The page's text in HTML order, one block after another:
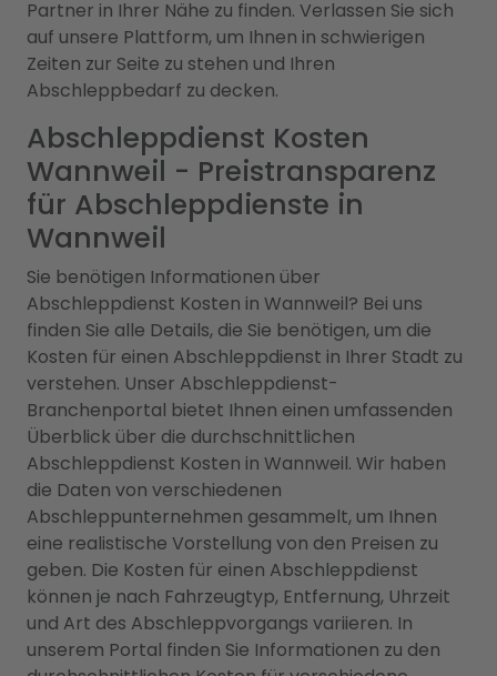
Partner in Ihrer Nähe zu finden. Verlassen Sie sich
auf unsere Plattform, um Ihnen in schwierigen
Zeiten zur Seite zu stehen und Ihren
Abschleppbedarf zu decken.
Abschleppdienst Kosten
Wannweil - Preistransparenz
für Abschleppdienste in
Wannweil
Sie benötigen Informationen über
Abschleppdienst Kosten in Wannweil? Bei uns
finden Sie alle Details, die Sie benötigen, um die
Kosten für einen Abschleppdienst in Ihrer Stadt zu
verstehen. Unser Abschleppdienst-
Branchenportal bietet Ihnen einen umfassenden
Überblick über die durchschnittlichen
Abschleppdienst Kosten in Wannweil. Wir haben
die Daten von verschiedenen
Abschleppunternehmen gesammelt, um Ihnen
eine realistische Vorstellung von den Preisen zu
geben. Die Kosten für einen Abschleppdienst
können je nach Fahrzeugtyp, Entfernung, Uhrzeit
und Art des Abschleppvorgangs variieren. In
unserem Portal finden Sie Informationen zu den